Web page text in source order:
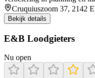
Cruquiuszoom 37, 2142
Bekijk details
E&B Loodgieters
Nu open